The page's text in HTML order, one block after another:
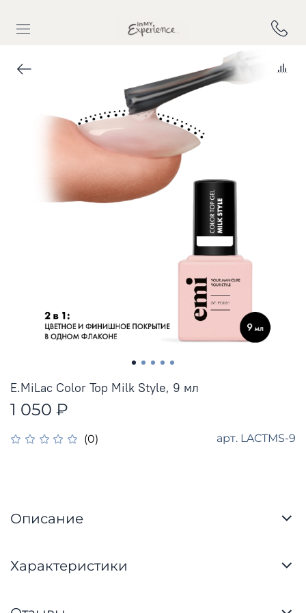
(0) арт. LACTMS-9
E.MiLac Color Top Milk Style, 9 мл
1 050 ₽
Описание
Характеристики